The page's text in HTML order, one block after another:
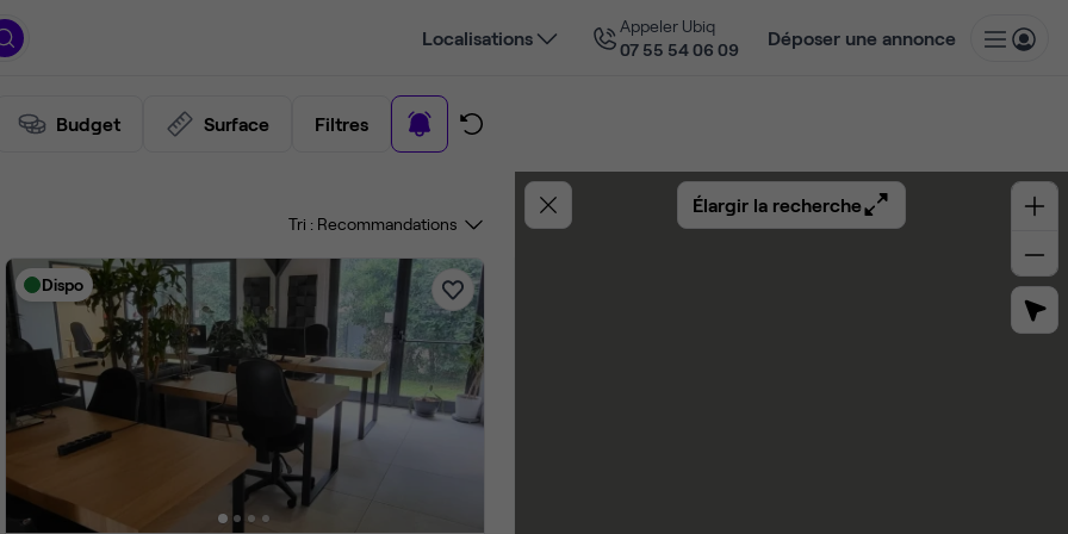
Localisations
Appeler Ubiq
07 55 54 06 09
Déposer une annonce
Budget Surface Filtres
Tri :
Dispo
Élargir la recherche